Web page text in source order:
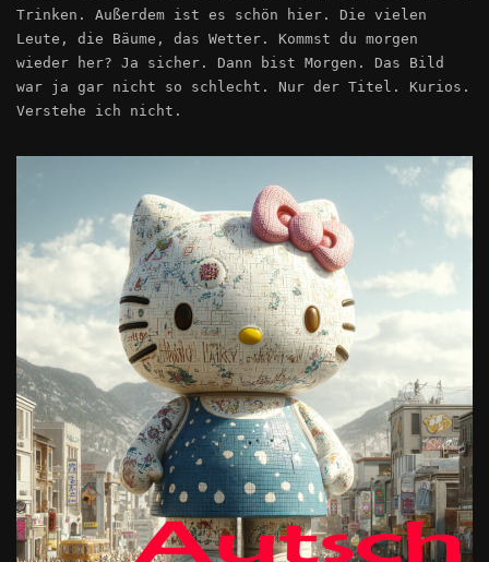
Trinken. Außerdem ist es schön hier. Die vielen
Leute, die Bäume, das Wetter. Kommst du morgen
wieder her? Ja sicher. Dann bist Morgen. Das Bild
war ja gar nicht so schlecht. Nur der Titel. Kurios.
Verstehe ich nicht.